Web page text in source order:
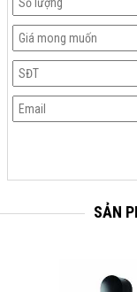
SẢN